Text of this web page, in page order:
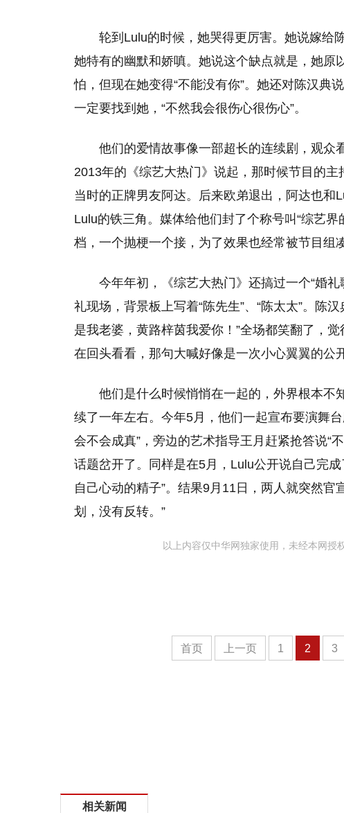
轮到Lulu的时候，她哭得更厉害。她说嫁给
她特有的幽默和娇嗔。她说这个缺点就是，她原
怕，但现在她变得“不能没有你”。她还对陈汉典
一定要找到她，“不然我会很伤心很伤心”。
他们的爱情故事像一部超长的连续剧，观众
2013年的《综艺大热门》说起，那时候节目的
当时的正牌男友阿达。后来欧弟退出，阿达也和
Lulu的铁三角。媒体给他们封了个称号叫“综艺
档，一个抛梗一个接，为了效果也经常被节目组
今年年初，《综艺大热门》还搞过一个“婚
礼现场，背景板上写着“陈先生”、“陈太太”。陈
是我老婆，黄路梓茵我爱你！”全场都笑翻了，
在回头看看，那句大喊好像是一次小心翼翼的公
他们是什么时候悄悄在一起的，外界根本不
续了一年左右。今年5月，他们一起宣布要演舞
会不会成真”，旁边的艺术指导王月赶紧抢答说“
话题岔开了。同样是在5月，Lulu公开说自己完
自己心动的精子”。结果9月11日，两人就突然
划，没有反转。”
以上内容仅中华网独家使用，未经本网授
首页 上一页 1 2 3
相关新闻